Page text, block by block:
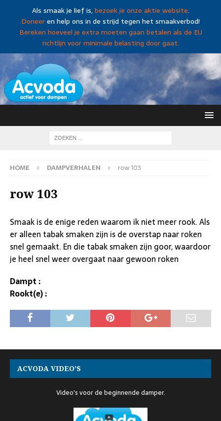
Als smaak je lief is,bezoek je onze aktie website.
Doneeren help ons in de strijd tegen het smaakverbod!
Bereken hoeveel je extra moeten gaan betalen als de EU
richtlijn voor minimale belasting door gaat.
HOME DAMPVERHALEN row 103
row 103
Smaak is de enige reden waarom ik niet meer rook. Als
er alleen tabak smaken zijn is de overstap naar roken
snel gemaakt. En die tabak smaken zijn goor, waardoor
je heel snel weer overgaat naar gewoon roken
Dampt :
Rookt(e) :
ACVODA VIDEO’S
Video's voor de beginnende damper.